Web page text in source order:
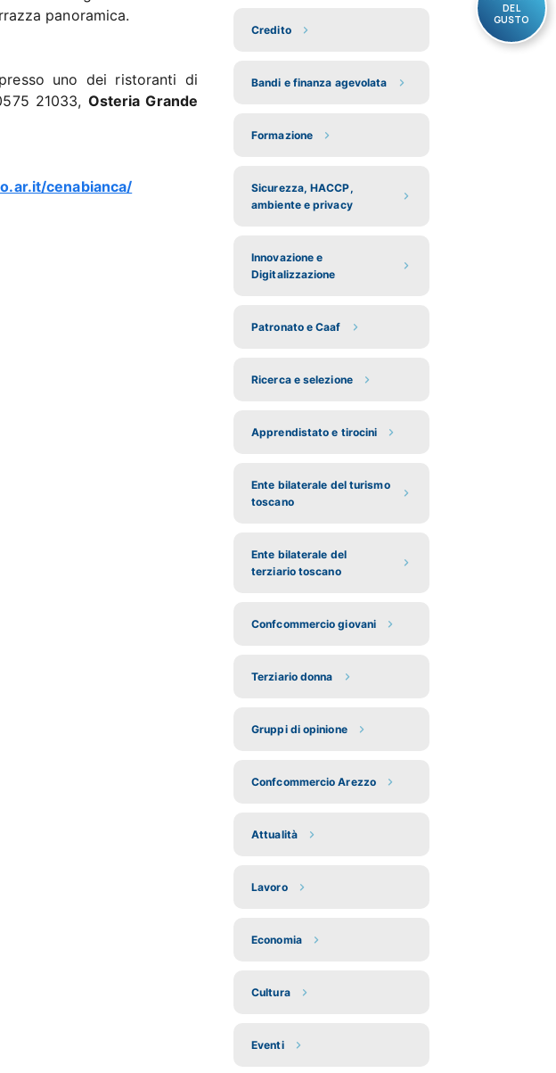
DEL
GUSTO
panoramica.
uno dei ristoranti di
21033, Osteria Grande
cenabianca/
Credito
Bandi e finanza agevolata
Formazione
Sicurezza, HACCP,
ambiente e privacy
Innovazione e
Digitalizzazione
Patronato e Caaf
Ricerca e selezione
Apprendistato e tirocini
Ente bilaterale del turismo
toscano
Ente bilaterale del
terziario toscano
Confcommercio giovani
Terziario donna
Gruppi di opinione
Confcommercio Arezzo
Attualità
Lavoro
Economia
Cultura
Eventi